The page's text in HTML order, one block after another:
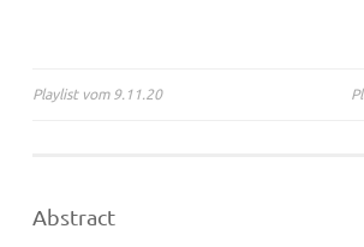
Beitragsnavigation
Playlist vom 9.11.20
Abstract